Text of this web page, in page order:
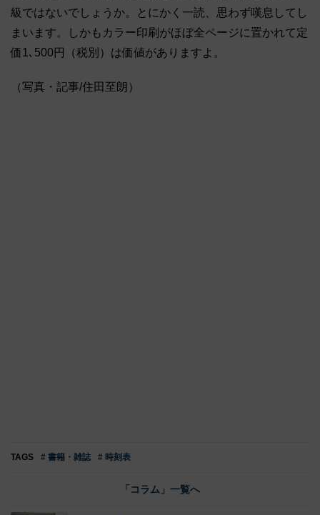
級ではないでしょうか。とにかく一読、思わず嘆息してし
まいます。しかもカラー印刷がほぼ全ページに置かれて定
価1､500円（税別）は価値がありますよ。
（写真・記事/住田至朗）
TAGS # 書籍・雑誌 # 時刻表
「コラム」一覧へ